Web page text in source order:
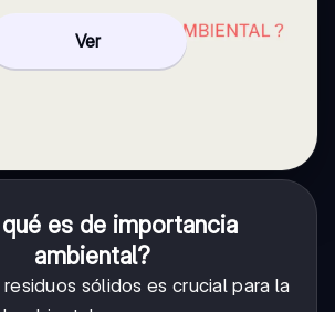
Ver
es de importancia
ambiental?
sólidos es crucial para la